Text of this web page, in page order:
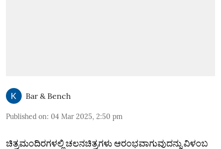
Bar & Bench
Published on: 04 Mar 2025, 2:50 pm
ಚಿತ್ರಮಂದಿರಗಳಲ್ಲಿ ಚಲನಚಿತ್ರಗಳು ಆರಂಭವಾಗುವುದನ್ನು ವಿಳಂಬ